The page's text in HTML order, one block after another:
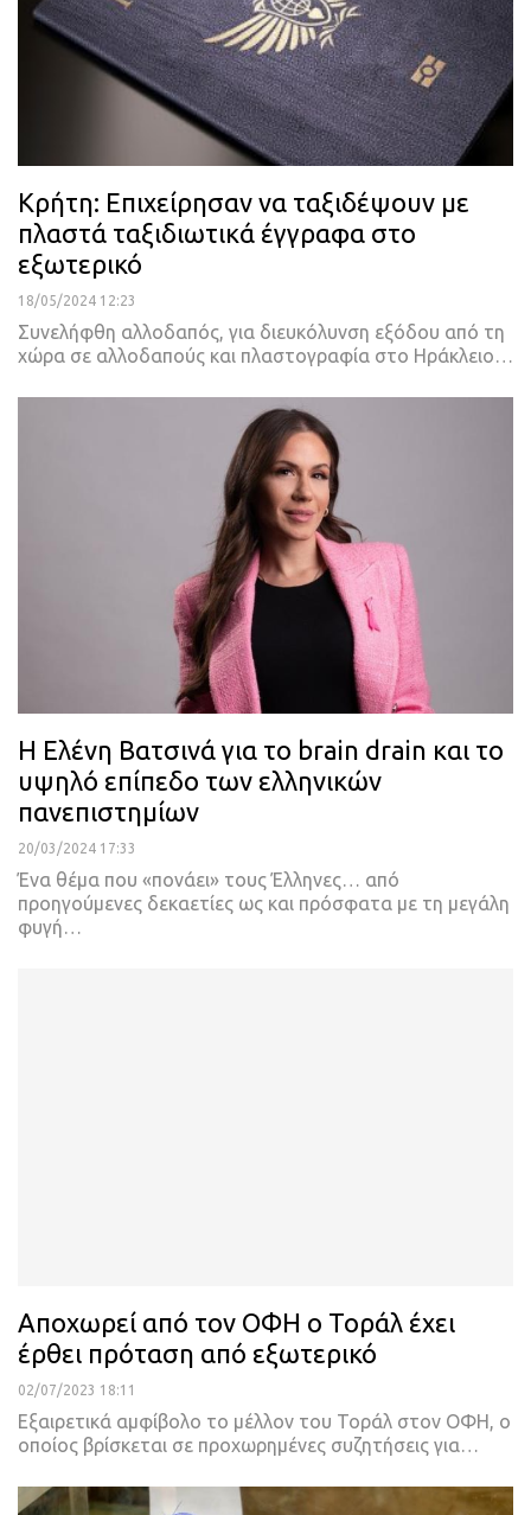
Κρήτη: Επιχείρησαν να ταξιδέψουν με
πλαστά ταξιδιωτικά έγγραφα στο
εξωτερικό
18/05/2024 12:23
Συνελήφθη αλλοδαπός, για διευκόλυνση εξόδου από τη
χώρα σε αλλοδαπούς και πλαστογραφία στο Ηράκλειο…
Η Ελένη Βατσινά για το brain drain και το
υψηλό επίπεδο των ελληνικών
πανεπιστημίων
20/03/2024 17:33
Ένα θέμα που «πονάει» τους Έλληνες… από
προηγούμενες δεκαετίες ως και πρόσφατα με τη μεγάλη
φυγή…
Αποχωρεί από τον ΟΦΗ ο Τοράλ έχει
έρθει πρόταση από εξωτερικό
02/07/2023 18:11
Εξαιρετικά αμφίβολο το μέλλον του Τοράλ στον ΟΦΗ, ο
οποίος βρίσκεται σε προχωρημένες συζητήσεις για